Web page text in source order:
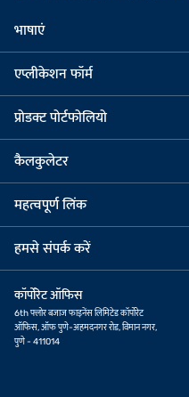
भाषाएं
एप्लीकेशन फॉर्म
प्रोडक्ट पोर्टफोलियो
कैलकुलेटर
महत्वपूर्ण लिंक
हमसे संपर्क करें
कॉर्पोरेट ऑफिस
6th फ्लोर बजाज फाइनेंस लिमिटेड कॉर्पोरेट
ऑफिस, ऑफ पुणे-अहमदनगर रोड, विमान नगर,
पुणे - 411014